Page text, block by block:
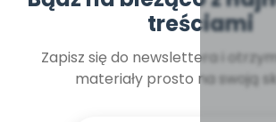
treściami
Zapisz się do newslettera i
materiały prosto na swoją